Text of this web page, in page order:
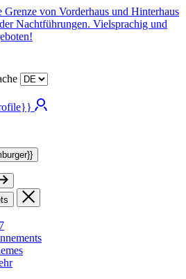
Grenze von Vorderhaus und Hinterhaus
Nachtführungen. Vielsprachig und